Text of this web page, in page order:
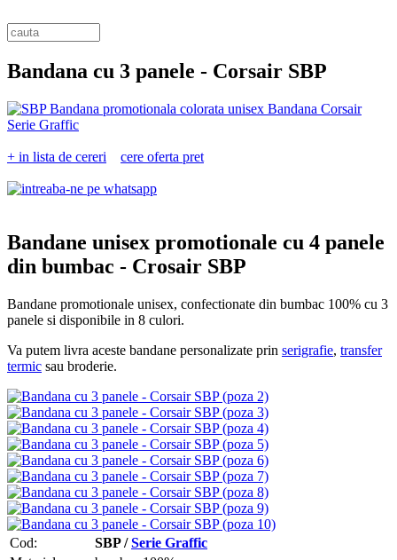
Bandana cu 3 panele - Corsair SBP
+ in lista de cereri cere oferta pret
Bandane unisex promotionale cu 4 panele
din bumbac - Crosair SBP
Bandane promotionale unisex, confectionate din bumbac 100% cu 3
panele si disponibile in 8 culori.
Va putem livra aceste bandane personalizate prin serigrafie, transfer
termic sau broderie.
Cod: SBP /Serie Graffic